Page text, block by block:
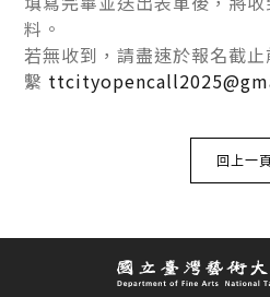
料。
若無收到，請盡速於報名截
繫
回上一頁